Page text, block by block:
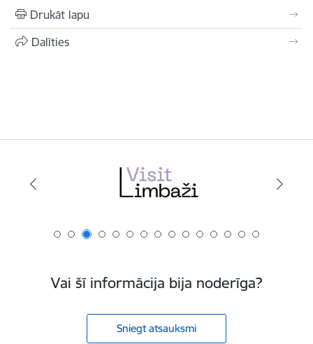
Drukāt lapu
Dalīties
Vai šī informācija bija noderīga?
Sniegt atsauksmi